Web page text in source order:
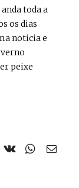
toda a
os dias
noticia e
peixe